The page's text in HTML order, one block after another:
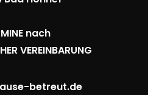
nach
VEREINBARUNG
betreut.de